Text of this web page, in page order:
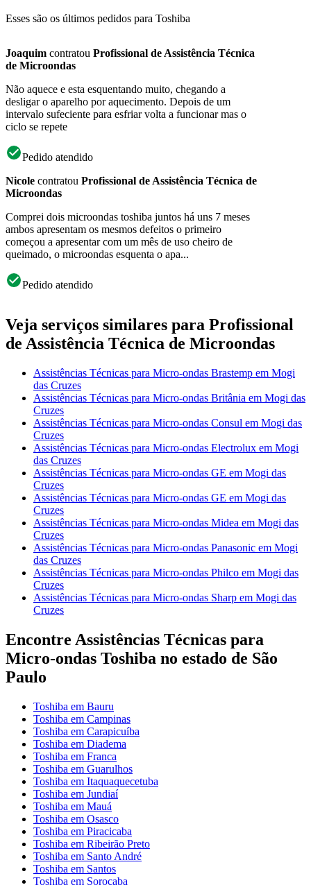
Esses são os últimos pedidos para Toshiba
Joaquim contratou Profissional de Assistência Técnica
de Microondas
Não aquece e esta esquentando muito, chegando a
desligar o aparelho por aquecimento. Depois de um
intervalo sufeciente para esfriar volta a funcionar mas o
ciclo se repete
Pedido atendido
Nicole contratou Profissional de Assistência Técnica de
Microondas
Comprei dois microondas toshiba juntos há uns 7 meses
ambos apresentam os mesmos defeitos o primeiro
começou a apresentar com um mês de uso cheiro de
queimado, o microondas esquenta o apa...
Pedido atendido
Veja serviços similares para Profissional
de Assistência Técnica de Microondas
Assistências Técnicas para Micro-ondas Brastemp em Mogi
das Cruzes
Assistências Técnicas para Micro-ondas Britânia em Mogi das
Cruzes
Assistências Técnicas para Micro-ondas Consul em Mogi das
Cruzes
Assistências Técnicas para Micro-ondas Electrolux em Mogi
das Cruzes
Assistências Técnicas para Micro-ondas GE em Mogi das
Cruzes
Assistências Técnicas para Micro-ondas GE em Mogi das
Cruzes
Assistências Técnicas para Micro-ondas Midea em Mogi das
Cruzes
Assistências Técnicas para Micro-ondas Panasonic em Mogi
das Cruzes
Assistências Técnicas para Micro-ondas Philco em Mogi das
Cruzes
Assistências Técnicas para Micro-ondas Sharp em Mogi das
Cruzes
Encontre Assistências Técnicas para
Micro-ondas Toshiba no estado de São
Paulo
Toshiba em Bauru
Toshiba em Campinas
Toshiba em Carapicuíba
Toshiba em Diadema
Toshiba em Franca
Toshiba em Guarulhos
Toshiba em Itaquaquecetuba
Toshiba em Jundiaí
Toshiba em Mauá
Toshiba em Osasco
Toshiba em Piracicaba
Toshiba em Ribeirão Preto
Toshiba em Santo André
Toshiba em Santos
Toshiba em Sorocaba